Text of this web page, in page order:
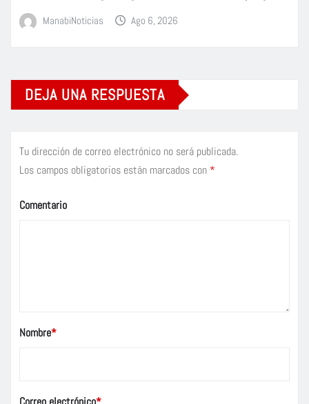
ManabiNoticias Ago 6, 2026
DEJA UNA RESPUESTA
Tu dirección de correo electrónico no será publicada.
Los campos obligatorios están marcados con *
Comentario
Nombre*